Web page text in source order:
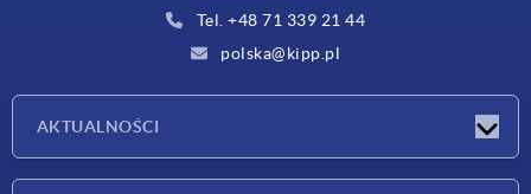
Tel. +48 71 339 21 44
polska@kipp.pl
AKTUALNOŚCI